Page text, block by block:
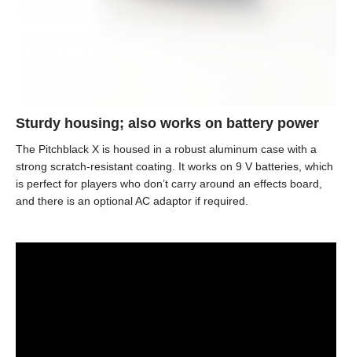
Sturdy housing; also works on battery power
The Pitchblack X is housed in a robust aluminum case with a
strong scratch-resistant coating. It works on 9 V batteries, which
is perfect for players who don’t carry around an effects board,
and there is an optional AC adaptor if required.